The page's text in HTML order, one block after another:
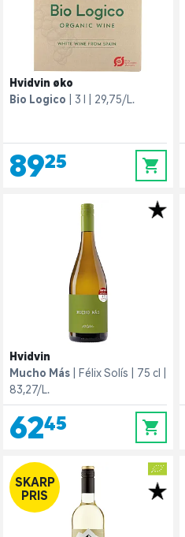
Hvidvin øko
Bio Logico
3 l 29,75/L.
89,25 0
Hvidvin
Mucho Más
Félix Solís
75 cl
83,27/L.
62,45 0
SKARP
PRIS